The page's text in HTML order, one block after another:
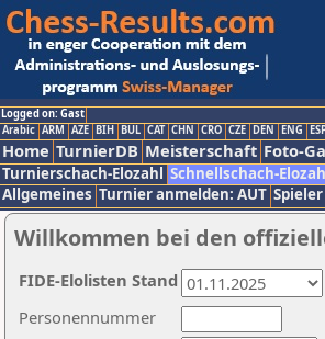
Logged on: Gast
Arabic ARM AZE BIH BUL CAT CHN CRO CZE DEN ENG
Home TurnierDB Meisterschaft Foto-
Turnierschach-Elozahl Schnellschach-
Allgemeines Turnier anmelden: AUT
Willkommen bei den
Personennummer
FIDE-Elolisten Stand